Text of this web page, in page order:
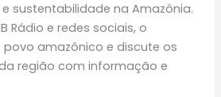
sustentabilidade na Amazônia.
Rádio e redes sociais, o
amazônico e discute os
região com informação e